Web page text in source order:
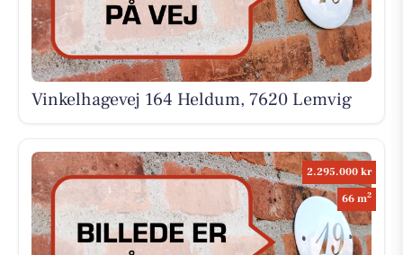
Vinkelhagevej 164 Heldum, 7620 Lemvig
2.295.000 kr
66 m2